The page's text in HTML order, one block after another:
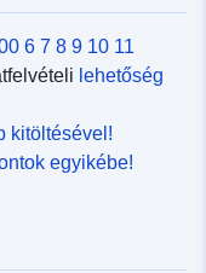
6 7 8 9 10 11
lehetőség
kitöltésével!
egyikébe!